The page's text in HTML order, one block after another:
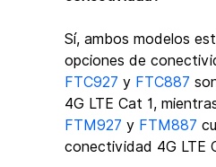
Sí, ambos modelos
opciones de
FTC927 y FTC887
4G LTE Cat 1,
FTM927 y FTM887
conectividad 4G LTE